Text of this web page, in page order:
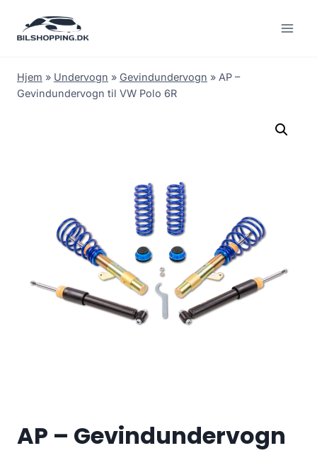
Hjem » Undervogn » Gevindundervogn » AP –
Gevindundervogn til VW Polo 6R
AP – Gevindundervogn